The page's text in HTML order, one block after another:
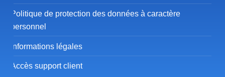
Politique de protection des données à caractère
personnel
Informations légales
Accès support client